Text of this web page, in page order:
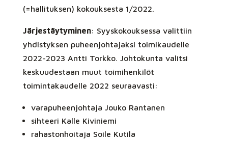
(=hallituksen) kokouksesta 1/2022.
Järjestäytyminen: Syyskokouksessa valittiin
yhdistyksen puheenjohtajaksi toimikaudelle
2022-2023 Antti Torkko. Johtokunta valitsi
keskuudestaan muut toimihenkilöt
toimintakaudelle 2022 seuraavasti:
varapuheenjohtaja Jouko Rantanen
sihteeri Kalle Kiviniemi
rahastonhoitaja Soile Kutila